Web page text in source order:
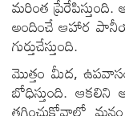
మరింత
అందించే ఆహార
గుర్తుచేస్తుంది.
మొత్తం మీద,
బోధిస్తుంది.